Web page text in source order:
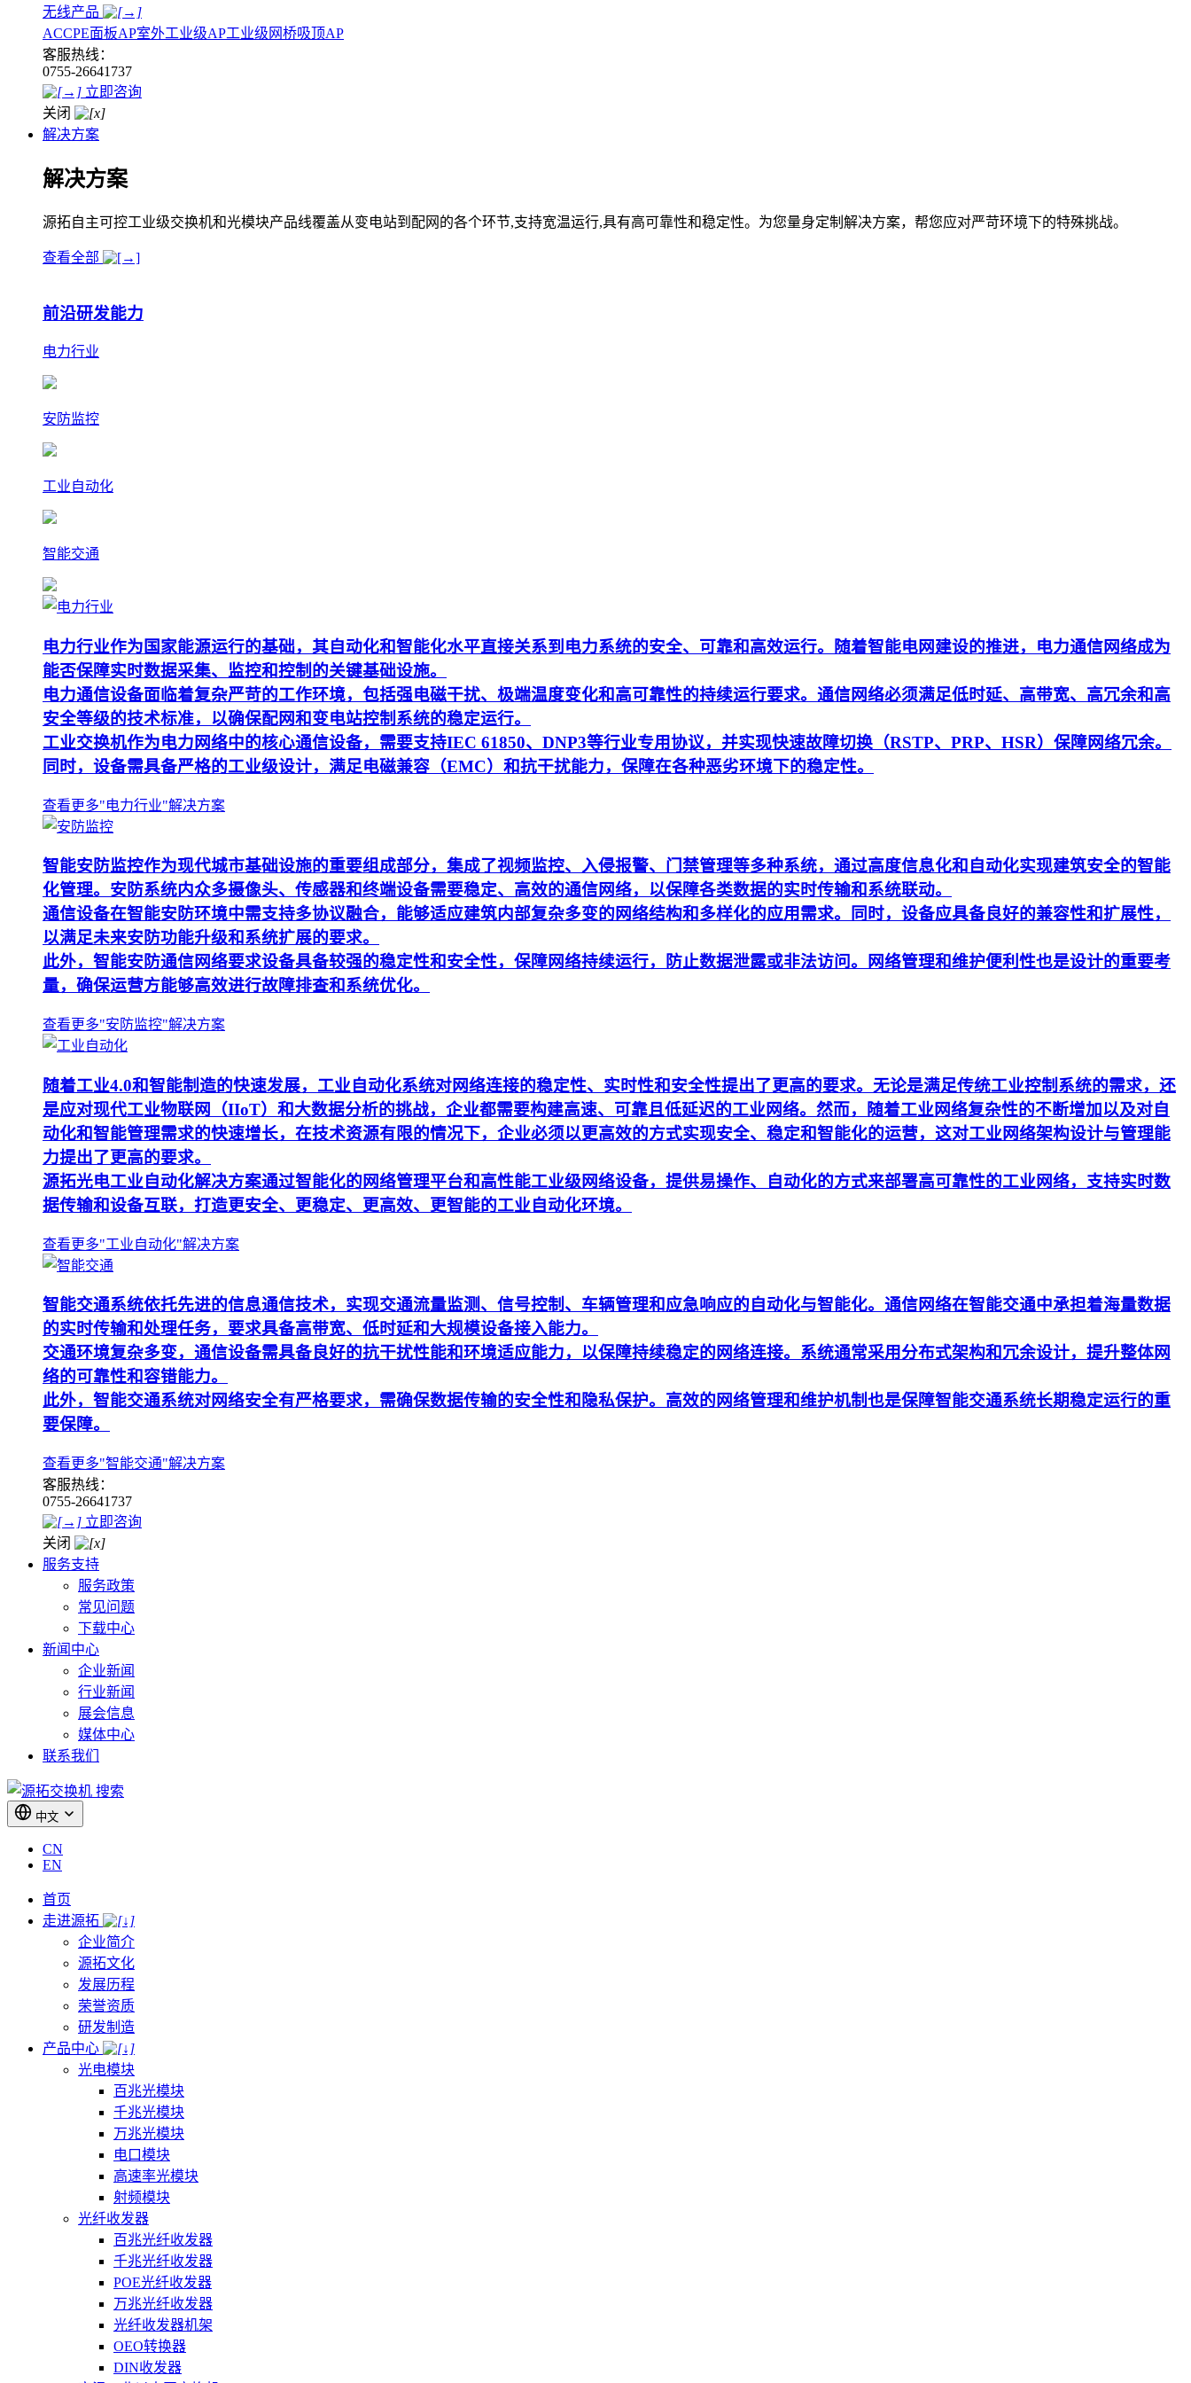
无线产品
ACCPE面板AP室外工业级AP工业级网桥吸顶AP
客服热线：
0755-26641737
立即咨询
关闭
解决方案
解决方案
源拓自主可控工业级交换机和光模块产品线覆盖从变电站到配网的各个环节,支持宽温运行,具有高可靠性和稳定性。为您量身定制解决方案，帮您应对严苛环境下的特殊挑战。
查看全部
前沿研发能力
电力行业
安防监控
工业自动化
智能交通
电力行业作为国家能源运行的基础，其自动化和智能化水平直接关系到电力系统的安全、可靠和高效运行。随着智能电网建设的推进，电力通信网络成为
能否保障实时数据采集、监控和控制的关键基础设施。
电力通信设备面临着复杂严苛的工作环境，包括强电磁干扰、极端温度变化和高可靠性的持续运行要求。通信网络必须满足低时延、高带宽、高冗余和高
安全等级的技术标准，以确保配网和变电站控制系统的稳定运行。
工业交换机作为电力网络中的核心通信设备，需要支持IEC 61850、DNP3等行业专用协议，并实现快速故障切换（RSTP、PRP、HSR）保障网络冗余。
同时，设备需具备严格的工业级设计，满足电磁兼容（EMC）和抗干扰能力，保障在各种恶劣环境下的稳定性。
查看更多"电力行业"解决方案
智能安防监控作为现代城市基础设施的重要组成部分，集成了视频监控、入侵报警、门禁管理等多种系统，通过高度信息化和自动化实现建筑安全的智能
化管理。安防系统内众多摄像头、传感器和终端设备需要稳定、高效的通信网络，以保障各类数据的实时传输和系统联动。
通信设备在智能安防环境中需支持多协议融合，能够适应建筑内部复杂多变的网络结构和多样化的应用需求。同时，设备应具备良好的兼容性和扩展性，
以满足未来安防功能升级和系统扩展的要求。
此外，智能安防通信网络要求设备具备较强的稳定性和安全性，保障网络持续运行，防止数据泄露或非法访问。网络管理和维护便利性也是设计的重要考
量，确保运营方能够高效进行故障排查和系统优化。
查看更多"安防监控"解决方案
随着工业4.0和智能制造的快速发展，工业自动化系统对网络连接的稳定性、实时性和安全性提出了更高的要求。无论是满足传统工业控制系统的需求，还
是应对现代工业物联网（IIoT）和大数据分析的挑战，企业都需要构建高速、可靠且低延迟的工业网络。然而，随着工业网络复杂性的不断增加以及对自
动化和智能管理需求的快速增长，在技术资源有限的情况下，企业必须以更高效的方式实现安全、稳定和智能化的运营，这对工业网络架构设计与管理能
力提出了更高的要求。
源拓光电工业自动化解决方案通过智能化的网络管理平台和高性能工业级网络设备，提供易操作、自动化的方式来部署高可靠性的工业网络，支持实时数
据传输和设备互联，打造更安全、更稳定、更高效、更智能的工业自动化环境。
查看更多"工业自动化"解决方案
智能交通系统依托先进的信息通信技术，实现交通流量监测、信号控制、车辆管理和应急响应的自动化与智能化。通信网络在智能交通中承担着海量数据
的实时传输和处理任务，要求具备高带宽、低时延和大规模设备接入能力。
交通环境复杂多变，通信设备需具备良好的抗干扰性能和环境适应能力，以保障持续稳定的网络连接。系统通常采用分布式架构和冗余设计，提升整体网
络的可靠性和容错能力。
此外，智能交通系统对网络安全有严格要求，需确保数据传输的安全性和隐私保护。高效的网络管理和维护机制也是保障智能交通系统长期稳定运行的重
要保障。
查看更多"智能交通"解决方案
客服热线：
0755-26641737
立即咨询
关闭
服务支持
服务政策
常见问题
下载中心
新闻中心
企业新闻
行业新闻
展会信息
媒体中心
联系我们
搜索
中文
CN
EN
首页
走进源拓
企业简介
源拓文化
发展历程
荣誉资质
研发制造
产品中心
光电模块
百兆光模块
千兆光模块
万兆光模块
电口模块
高速率光模块
射频模块
光纤收发器
百兆光纤收发器
千兆光纤收发器
POE光纤收发器
万兆光纤收发器
光纤收发器机架
OEO转换器
DIN收发器